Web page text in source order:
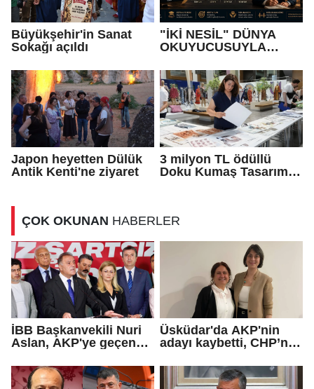
Büyükşehir'in Sanat
Sokağı açıldı
"İKİ NESİL" DÜNYA
OKUYUCUSUYLA
Japon heyetten Dülük
Antik Kenti'ne ziyaret
3 milyon TL ödüllü
Doku Kumaş Tasarım
ÇOK OKUNAN HABERLER
İBB Başkanvekili Nuri
Aslan, AKP'ye geçen
iddialarına yanıt verdi
Üsküdar'da AKP'nin
adayı kaybetti, CHP’nin
Çetinkaya Başkan
Vekili seçildi